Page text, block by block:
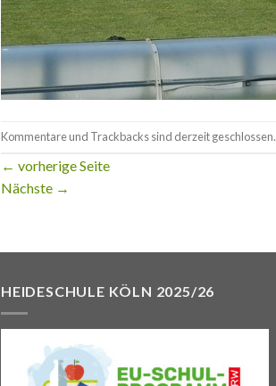
Kommentare und Trackbacks sind derzeit geschlossen.
← vorherige Seite
Nächste →
HEIDESCHULE KÖLN 2025/26